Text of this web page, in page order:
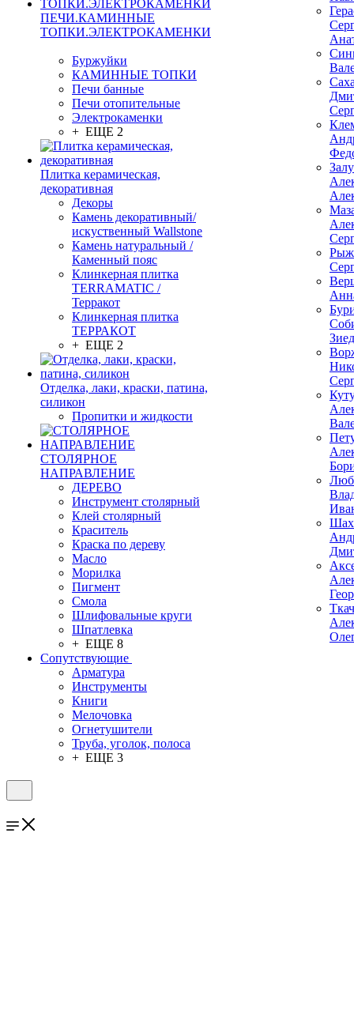
ПЕЧИ.КАМИННЫЕ
ТОПКИ.ЭЛЕКТРОКАМЕНКИ
Буржуйки
КАМИННЫЕ ТОПКИ
Печи банные
Печи отопительные
Электрокаменки
+ ЕЩЕ 2
Плитка керамическая,
декоративная
Декоры
Камень декоративный/
искуственный Wallstone
Камень натуральный /
Каменный пояс
Клинкерная плитка
TERRAMATIC /
Терракот
Клинкерная плитка
ТЕРРАКОТ
+ ЕЩЕ 2
Отделка, лаки, краски, патина,
силикон
Пропитки и жидкости
СТОЛЯРНОЕ
НАПРАВЛЕНИЕ
ДЕРЕВО
Инструмент столярный
Клей столярный
Краситель
Краска по дереву
Масло
Морилка
Пигмент
Смола
Шлифовальные круги
Шпатлевка
+ ЕЩЕ 8
Сопутствующие
Арматура
Инструменты
Книги
Мелочовка
Огнетушители
Труба, уголок, полоса
+ ЕЩЕ 3